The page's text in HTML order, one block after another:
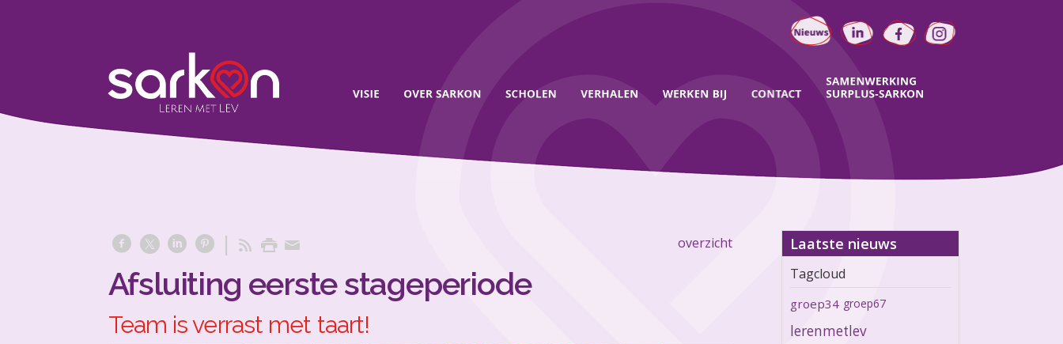
overzicht
Afsluiting eerste stageperiode
Team is verrast met taart!
Laatste nieuws
Tagcloud
groep34 groep67
lerenmetlev